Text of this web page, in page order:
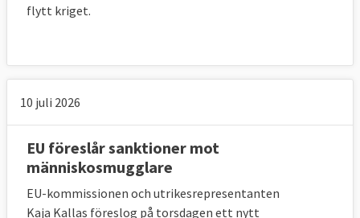
uppfyllde villkoren, för att flyttas från Italien
personen skulle få asyl, baserat på hur
många från den sökandes land som tidigare
procent av de asylsökande som uppfyller
villkoren omfördelats.
Några länder, som Österrike, Tjeckien och
flytt kriget.
10 juli 2026
EU föreslår sanktioner mot
människosmugglare
EU-kommissionen och utrikesrepresentanten
Kaja Kallas föreslog på torsdagen ett nytt